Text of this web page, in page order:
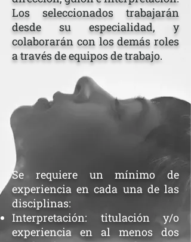
Los seleccionados trabajarán
desde su especialidad, y
colaborarán con los demás roles
a través de equipos de trabajo.
Se requiere un mínimo de
experiencia en cada una de las
disciplinas:
Interpretación: titulación y/o
experiencia en al menos dos